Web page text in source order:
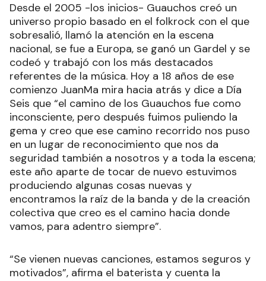
Desde el 2005 -los inicios- Guauchos creó un
universo propio basado en el folkrock con el que
sobresalió, llamó la atención en la escena
nacional, se fue a Europa, se ganó un Gardel y se
codeó y trabajó con los más destacados
referentes de la música. Hoy a 18 años de ese
comienzo JuanMa mira hacia atrás y dice a Día
Seis que “el camino de los Guauchos fue como
inconsciente, pero después fuimos puliendo la
gema y creo que ese camino recorrido nos puso
en un lugar de reconocimiento que nos da
seguridad también a nosotros y a toda la escena;
este año aparte de tocar de nuevo estuvimos
produciendo algunas cosas nuevas y
encontramos la raíz de la banda y de la creación
colectiva que creo es el camino hacia donde
vamos, para adentro siempre”.
“Se vienen nuevas canciones, estamos seguros y
motivados”, afirma el baterista y cuenta la